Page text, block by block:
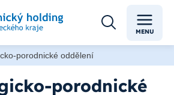
MENU
porodnické oddělení
porodnické